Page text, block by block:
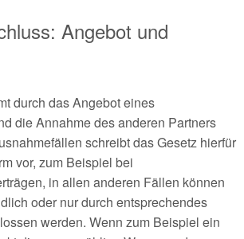
Angebot und
durch das Angebot eines
die Annahme des anderen Partners
schreibt das Gesetz hierfür
vor, zum Beispiel bei
in allen anderen Fällen können
oder nur durch entsprechendes
werden. Wenn zum Beispiel ein